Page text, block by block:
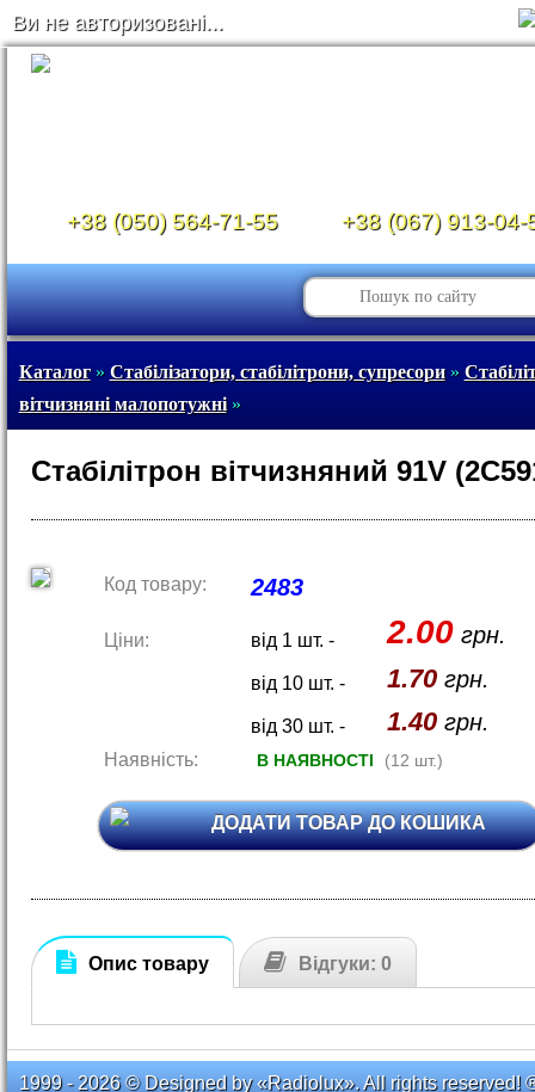
Ви не авторизовані...
+38 (050) 564-71-55 +38 (067) 913-04-
Каталог» Стабілізатори, стабілітрони, супресори»
вітчизняні малопотужні»
Стабілітрон вітчизняний 91V
Код товару: 2483
Ціни: від 1 шт. - 2.00грн.
від 10 шт. - 1.70грн.
від 30 шт. - 1.40грн.
Наявність: В НАЯВНОСТІ (12 шт.)
ДОДАТИ ТОВАР ДО КОШИКА
Опис товару Відгуки: 0
1999 - 2026 © Designed by «Radiolux». All rights reserved!